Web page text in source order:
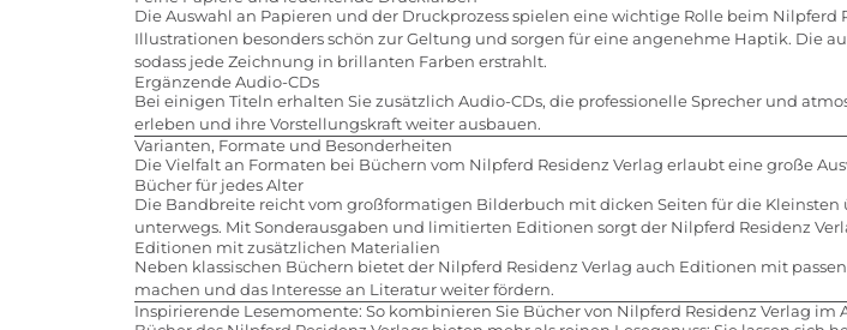
Die Auswahl an Papieren und der Druckprozess spielen eine wichtige Rolle beim
Illustrationen besonders schön zur Geltung und sorgen für eine angenehme Haptik.
sodass jede Zeichnung in brillanten Farben erstrahlt.
Ergänzende Audio-CDs
Bei einigen Titeln erhalten Sie zusätzlich Audio-CDs, die professionelle Sprecher und
erleben und ihre Vorstellungskraft weiter ausbauen.
Varianten, Formate und Besonderheiten
Die Vielfalt an Formaten bei Büchern vom Nilpferd Residenz Verlag erlaubt eine große
Bücher für jedes Alter
Die Bandbreite reicht vom großformatigen Bilderbuch mit dicken Seiten für die
unterwegs. Mit Sonderausgaben und limitierten Editionen sorgt der Nilpferd Residenz
Editionen mit zusätzlichen Materialien
Neben klassischen Büchern bietet der Nilpferd Residenz Verlag auch Editionen mit
machen und das Interesse an Literatur weiter fördern.
Inspirierende Lesemomente: So kombinieren Sie Bücher von Nilpferd Residenz Verlag im